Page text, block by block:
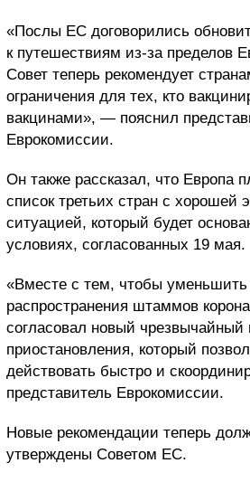
«Послы ЕС договорились
к путешествиям из-за пределов
Совет теперь рекомендует
ограничения для тех, кто
вакцинами», — пояснил
Еврокомиссии.
Он также рассказал, что Европа
список третьих стран с хорошей
ситуацией, который будет
условиях, согласованных 19 мая.
«Вместе с тем, чтобы уменьшить
распространения штаммов
согласовал новый чрезвычайный
приостановления, который
действовать быстро и
представитель Еврокомиссии.
Новые рекомендации теперь
утверждены Советом ЕС.